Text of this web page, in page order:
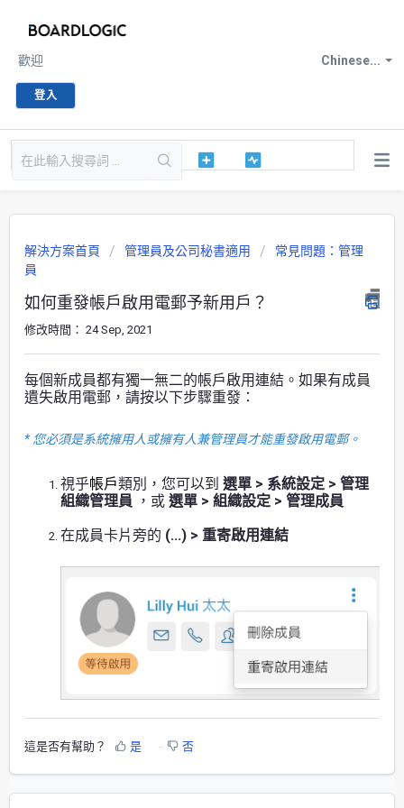
Chinese...
歡迎
登入
解決方案首頁 管理員及公司秘書適用
常見問題：管理
員
如何重發帳戶啟用電郵予新用戶？
修改時間： 24 Sep, 2021
每個新成員都有獨一無二的帳戶啟用連結。如果有成員
遺失啟用電郵，請按以下步驟重發：
* 您必須是系統擁用人或擁有人兼管理員才能重發啟用電郵。
視乎帳戶類別，您可以到 選單 > 系統設定 > 管理
組織管理員 ，或 選單 > 組織設定 > 管理成員
在成員卡片旁的 (...) > 重寄啟用連結
這是否有幫助？ 是 否